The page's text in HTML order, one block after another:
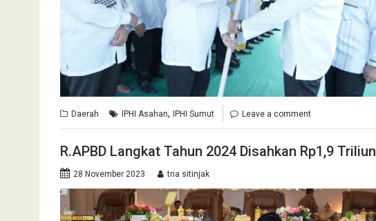
Daerah IPHI Asahan, IPHI Sumut Leave a comment
R.APBD Langkat Tahun 2024 Disahkan Rp1,9 Triliun
28 November 2023 tria sitinjak